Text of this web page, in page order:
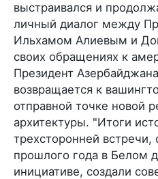
выстраивался и
личный диалог между
Ильхамом Алиевым и
своих обращениях к
Президент
возвращается к
отправной точке новой
архитектуры. "Итоги
трехсторонней встречи,
прошлого года в Белом
инициативе, создали